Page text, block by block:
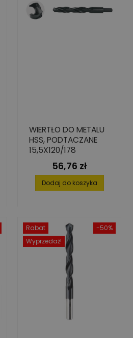
WIERTŁO DO METALU
HSS, PODTACZANE
15,5X120/178
Cena
56,76 zł
Dodaj do koszyka
-50%
Rabat
Wyprzedaż!